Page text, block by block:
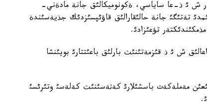
ش ئ ذ-عا ساياسي، ةكونوميكالئق جانة مادةني-
تةتئگئ جانة حالئقارالئق قاؤئپسئزدئك جذيةسئندة
تؤعئزادئ.
ش ئ ذ قئزمةتئنئث بارلئق باعئتتارئ بويئنشا
مةملةكةت باسشئلارئ كةثةسئنئث كةلةسئ وتئرئسئ